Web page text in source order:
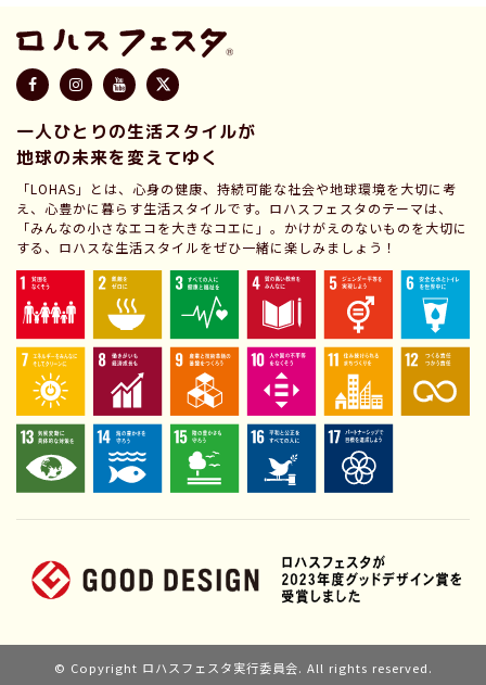
一人ひとりの生活スタイルが
地球の未来を変えてゆく
「LOHAS」とは、心身の健康、持続可能な社会や地球環境を大切に考
え、心豊かに暮らす生活スタイルです。ロハスフェスタのテーマは、
「みんなの小さなエコを大きなコエに」。かけがえのないものを大切に
する、ロハスな生活スタイルをぜひ一緒に楽しみましょう！
© Copyright ロハスフェスタ実行委員会. All rights reserved.